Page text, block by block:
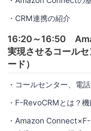
・CRM連携の紹介
16:20～16:50
実現させるコール
ード）
・コールセンター、電
・F-RevoCRMとは？
・Amazon